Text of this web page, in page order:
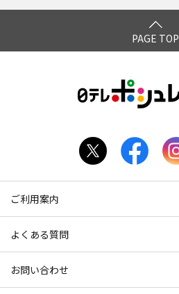
PAGE TOP
ご利用案内
よくある質問
お問い合わせ